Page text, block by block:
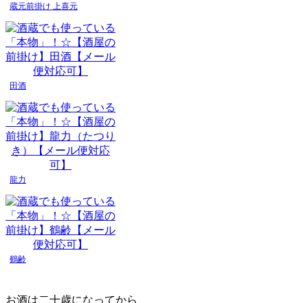
蔵元前掛け 上喜元
田酒
龍力
鶴齢
お酒は二十歳になってから